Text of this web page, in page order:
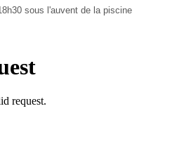
sous l'auvent de la piscine